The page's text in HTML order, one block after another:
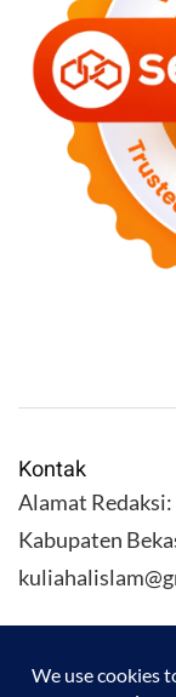
Kontak
Alamat Redaksi:
Kabupaten